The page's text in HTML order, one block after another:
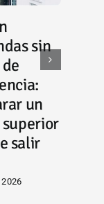
sin
un
salir